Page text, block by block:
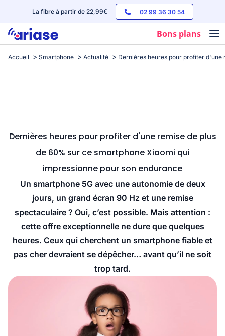
La fibre à partir de 22,99€ 02 99 36 30 54
Bons plans
Box internet
Streaming
Accueil Smartphone Actualité Dernières heures pour profiter d'une
Dernières heures pour profiter d'une remise de plus
de 60% sur ce smartphone Xiaomi qui
impressionne pour son endurance
Un smartphone 5G avec une autonomie de deux
jours, un grand écran 90 Hz et une remise
spectaculaire ? Oui, c’est possible. Mais attention :
cette offre exceptionnelle ne dure que quelques
heures. Ceux qui cherchent un smartphone fiable et
pas cher devraient se dépêcher… avant qu’il ne soit
trop tard.